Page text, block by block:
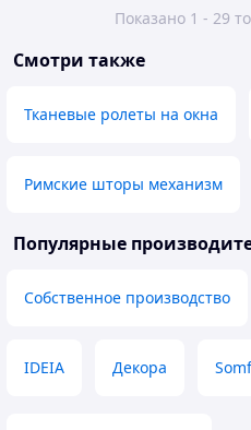
Показано 1 - 29
Смотри также
Тканевые ролеты на окна
Римские шторы механизм
Популярные
Собственное производство
IDEIA Декора